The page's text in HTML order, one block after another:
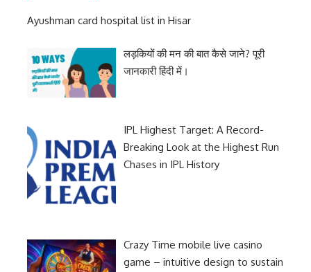
Ayushman card hospital list in Hisar
लड़कियों की मन की बात कैसे जाने? पूरी
जानकारी हिंदी में।
IPL Highest Target: A Record-
Breaking Look at the Highest Run
Chases in IPL History
Crazy Time mobile live casino
game – intuitive design to sustain